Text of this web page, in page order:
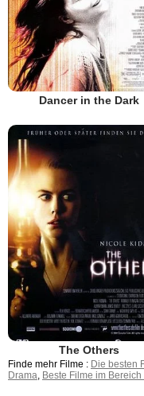
Dancer in the Dark
The Others
Finde mehr Filme : Die besten
Drama, Beste Filme im